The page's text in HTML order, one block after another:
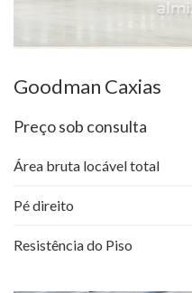
Goodman Caxias
Preço sob consulta
Área bruta locável total
Pé direito
Resistência do Piso